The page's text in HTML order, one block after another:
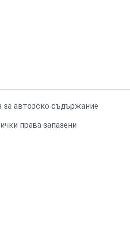
за авторско съдържание
права запазени